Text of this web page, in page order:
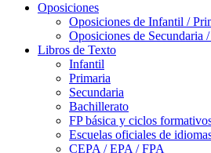
Oposiciones
Oposiciones de Infantil /
Oposiciones de Secundaria
Libros de Texto
Infantil
Primaria
Secundaria
Bachillerato
FP básica y ciclos
Escuelas oficiales de
CEPA / EPA / FPA